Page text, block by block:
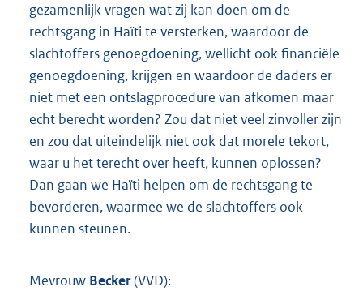
gezamenlijk vragen wat zij kan doen om de
rechtsgang in Haïti te versterken, waardoor de
slachtoffers genoegdoening, wellicht ook financiële
genoegdoening, krijgen en waardoor de daders er
niet met een ontslagprocedure van afkomen maar
echt berecht worden? Zou dat niet veel zinvoller zijn
en zou dat uiteindelijk niet ook dat morele tekort,
waar u het terecht over heeft, kunnen oplossen?
Dan gaan we Haïti helpen om de rechtsgang te
bevorderen, waarmee we de slachtoffers ook
kunnen steunen.
Mevrouw Becker(VVD):